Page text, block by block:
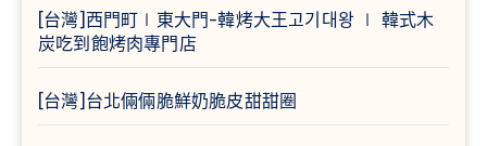
[台灣]西門町∣東大門-韓烤大王고기대왕 ∣ 韓式木
炭吃到飽烤肉專門店
[台灣]台北倆倆脆鮮奶脆皮甜甜圈